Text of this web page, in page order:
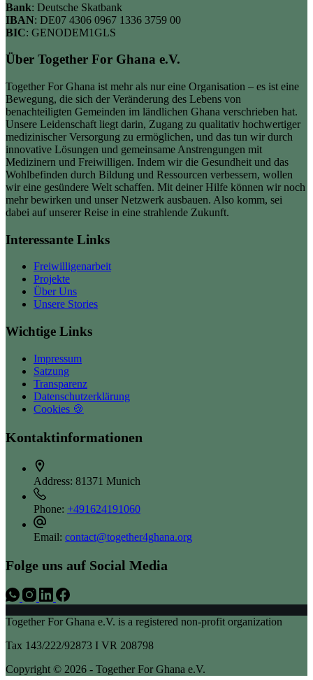
Bank: Deutsche Skatbank
IBAN: DE07 4306 0967 1336 3759 00
BIC: GENODEM1GLS
Über Together For Ghana e.V.
Together For Ghana ist mehr als nur eine Organisation – es ist eine
Bewegung, die sich der Veränderung des Lebens von
benachteiligten Gemeinden im ländlichen Ghana verschrieben hat.
Unsere Leidenschaft liegt darin, Zugang zu qualitativ hochwertiger
medizinischer Versorgung zu ermöglichen, und das tun wir durch
innovative Lösungen und gemeinsame Anstrengungen mit
Medizinern und Freiwilligen. Indem wir die Gesundheit und das
Wohlbefinden durch Bildung und Ressourcen verbessern, wollen
wir eine gesündere Welt schaffen. Mit deiner Hilfe können wir noch
mehr bewirken und unser Netzwerk ausbauen. Also komm, sei
dabei auf unserer Reise in eine strahlende Zukunft.
Interessante Links
Freiwilligenarbeit
Projekte
Über Uns
Unsere Stories
Wichtige Links
Impressum
Satzung
Transparenz
Datenschutzerklärung
Cookies 🍪
Kontaktinformationen
Address: 81371 Munich
Phone: +491624191060
Email: contact@together4ghana.org
Folge uns auf Social Media
Together For Ghana e.V. is a registered non-profit organization
Tax 143/222/92873 I VR 208798
Copyright © 2026 - Together For Ghana e.V.